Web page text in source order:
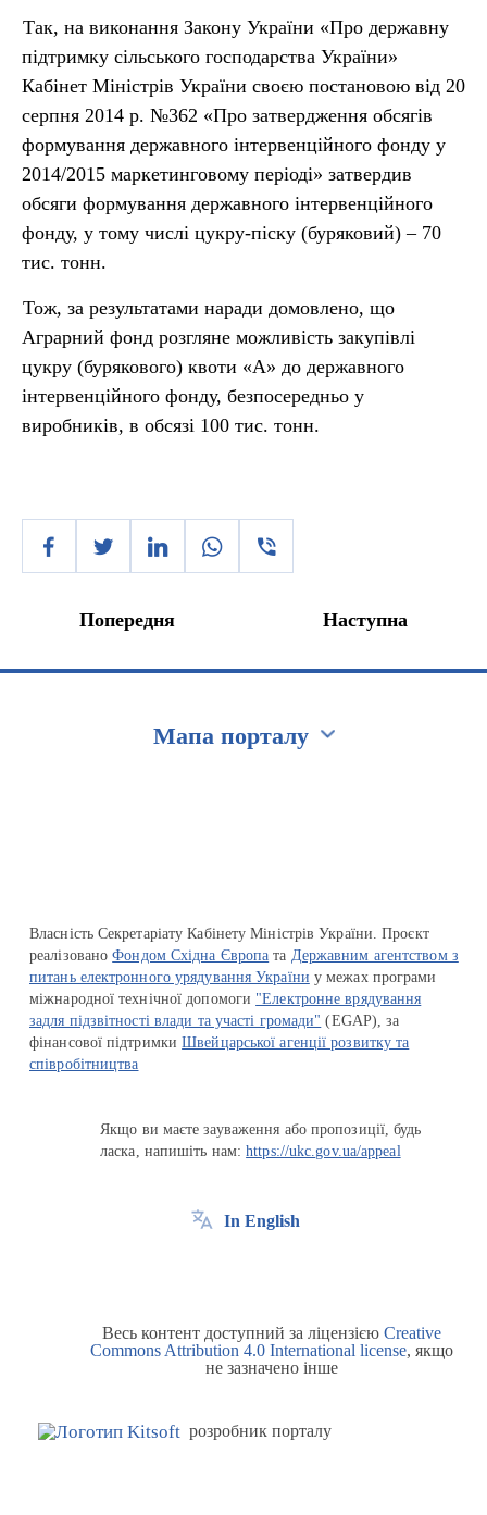
Так, на виконання Закону України «Про державну
підтримку сільського господарства України»
Кабінет Міністрів України своєю постановою від 20
серпня 2014 р. №362 «Про затвердження обсягів
формування державного інтервенційного фонду у
2014/2015 маркетинговому періоді» затвердив
обсяги формування державного інтервенційного
фонду, у тому числі цукру-піску (буряковий) – 70
тис. тонн.
Тож, за результатами наради домовлено, що
Аграрний фонд розгляне можливість закупівлі
цукру (бурякового) квоти «А» до державного
інтервенційного фонду, безпосередньо у
виробників, в обсязі 100 тис. тонн.
Попередня Наступна
Мапа порталу
Власність Секретаріату Кабінету Міністрів України. Проєкт
реалізованоФондом Східна Європа та Державним агентством з
питань електронного урядування України у межах програми
міжнародної технічної допомоги "Електронне врядування
задля підзвітності влади та участі громади" (EGAP), за
фінансової підтримкиШвейцарської агенції розвитку та
співробітництва
Якщо ви маєте зауваження або пропозиції, будь
ласка, напишіть нам:https://ukc.gov.ua/appeal
In English
Весь контент доступний за ліцензією Creative
Commons Attribution 4.0 International license, якщо
не зазначено інше
розробник порталу